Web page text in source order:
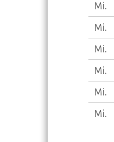
Mi.
Mi.
Mi.
Mi.
Mi.
Mi.